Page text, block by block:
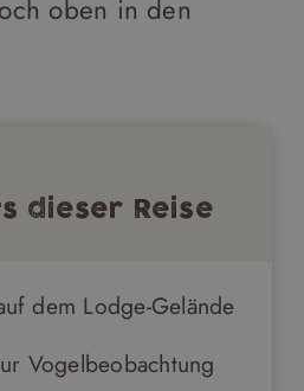
oben in den
dieser Reise
dem Lodge-Gelände
Vogelbeobachtung